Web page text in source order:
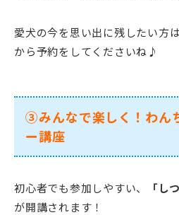
愛犬の今を思い出に残したい方は
から予約をしてくださいね♪
③みんなで楽しく！わん
ー講座
初心者でも参加しやすい、 「し
が開講されます！